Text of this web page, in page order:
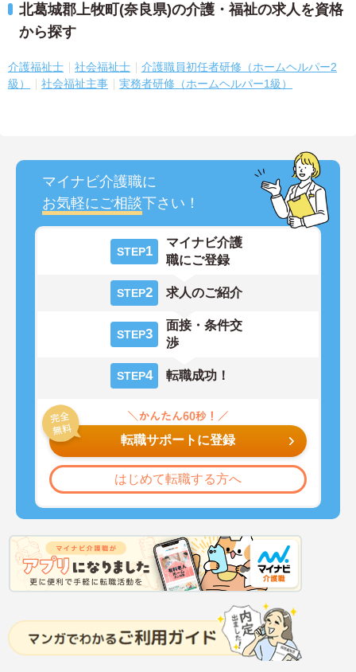
北葛城郡上牧町(奈良県)の介護・福祉の求人を資格
から探す
介護福祉士 社会福祉士
介護職員初任者研修（ホームヘルパー2
級）
社会福祉主事 実務者研修（ホームヘルパー1級）
マイナビ介護職に
お気軽にご相談下さい！
STEP1
マイナビ介護
職にご登録
STEP2 求人のご紹介
STEP3
面接・条件交
渉
STEP4 転職成功！
転職サポートに登録
はじめて転職する方へ